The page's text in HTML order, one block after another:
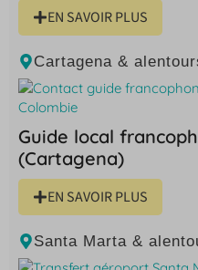
EN SAVOIR PLUS
Cartagena &
Guide local
(Cartagena)
EN SAVOIR PLUS
Santa Marta &